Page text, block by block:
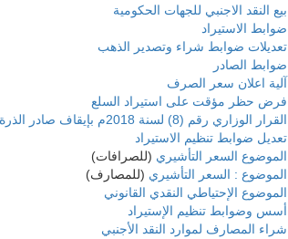
بيع النقد الاجنبي للجهات الحكومية
ضوابط الاستيراد
تعديلات ضوابط شراء وتصدير الذهب
ضوابط الصادر
آلية اعلان سعر الصرف
فرض حظر مؤقت على استيراد السلع
القرار الوزاري رقم (8) لسنة 2018م بإيقاف صادر الذرة مؤقتا
تعديل ضوابط تنظيم الاستيراد
الموضوع السعر التأشيري (للصرافات)
الموضوع : السعر التأشيري (للمصارف)
الموضوع الإحتياطي النقدي القانوني
أسس وضوابط تنظيم الإستيراد
شراء المصارف لموارد النقد الأجنبي